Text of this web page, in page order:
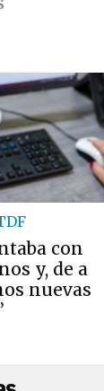
con
y, de a
nuevas